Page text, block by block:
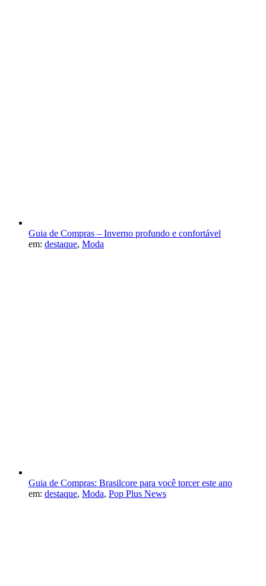
Guia de Compras – Inverno profundo e confortável
em: destaque, Moda
Guia de Compras: Brasilcore para você torcer este ano
em: destaque, Moda, Pop Plus News